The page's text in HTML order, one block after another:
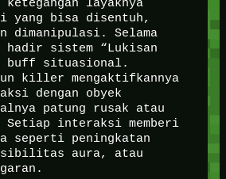
yang bisa disentuh,
dimanipulasi. Selama
sistem “Lukisan
buff situasional.
killer mengaktifkannya
dengan obyek
patung rusak atau
Setiap interaksi memberi
seperti peningkatan
aura, atau